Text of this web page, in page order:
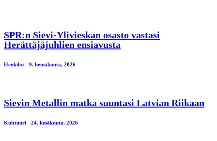
SPR:n Sievi-Ylivieskan osasto vastasi
Herättäjäjuhlien ensiavusta
Henkilöt 9. heinäkuuta, 2026
Sievin Metallin matka suuntasi Latvian Riikaan
Kulttuuri 24. kesäkuuta, 2026